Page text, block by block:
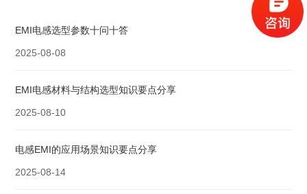
EMI电感选型参数十问十答
2025-08-08
EMI电感材料与结构选型知识要点分享
2025-08-10
电感EMI的应用场景知识要点分享
2025-08-14